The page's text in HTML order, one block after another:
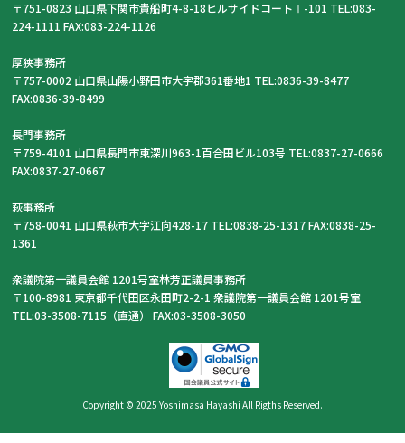
Copyright © 2025 Yoshimasa Hayashi All Rigths Reserved.
〒751-0823 山口県下関市貴船町4-8-18ヒルサイドコートⅠ-101 TEL:083-
224-1111 FAX:083-224-1126
厚狭事務所
〒757-0002 山口県山陽小野田市大字郡361番地1 TEL:0836-39-8477
FAX:0836-39-8499
長門事務所
〒759-4101 山口県長門市東深川963-1百合田ビル103号 TEL:0837-27-0666
FAX:0837-27-0667
萩事務所
〒758-0041 山口県萩市大字江向428-17 TEL:0838-25-1317 FAX:0838-25-
1361
衆議院第一議員会館 1201号室林芳正議員事務所
〒100-8981 東京都千代田区永田町2-2-1 衆議院第一議員会館 1201号室
TEL:03-3508-7115（直通） FAX:03-3508-3050